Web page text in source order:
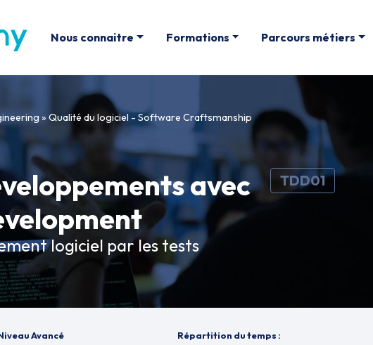
Nous connaitre Formations Parcours métiers
» Qualité du logiciel - Software Craftsmanship
TDD01
avec
logiciel par les tests
Avancé Répartition du temps :